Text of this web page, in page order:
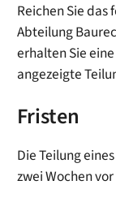
Reichen Sie
Abteilung
erhalten Sie
angezeigte
Fristen
Die Teilung
zwei Wochen